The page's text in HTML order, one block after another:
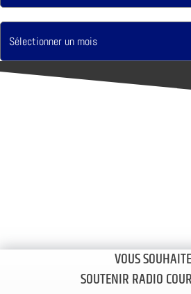
VOUS
SOUTENIR RADIO